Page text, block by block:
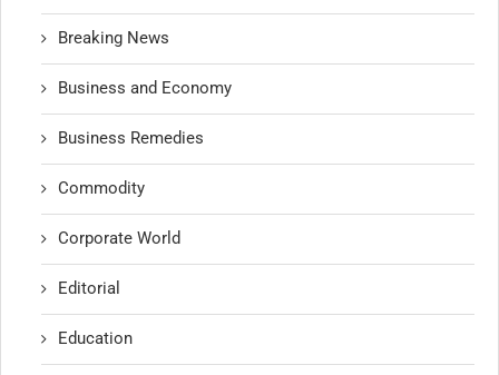
Breaking News
Business and Economy
Business Remedies
Commodity
Corporate World
Editorial
Education